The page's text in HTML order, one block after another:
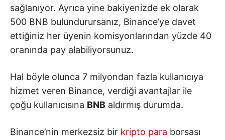
sağlanıyor. Ayrıca yine bakiyenizde ek olarak
500 BNB bulundurursanız, Binance’ye davet
ettiğiniz her üyenin komisyonlarından yüzde 40
oranında pay alabiliyorsunuz.
Hal böyle olunca 7 milyondan fazla kullanıcıya
hizmet veren Binance, verdiği avantajlar ile
çoğu kullanıcısına BNB aldırmış durumda.
Binance’nin merkezsiz bir kripto para borsası